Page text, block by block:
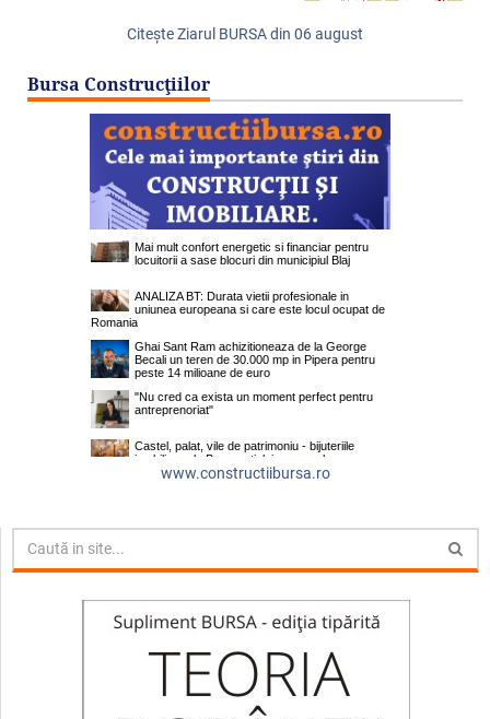
Citeşte Ziarul BURSA din 06 august
Bursa Construcţiilor
www.constructiibursa.ro